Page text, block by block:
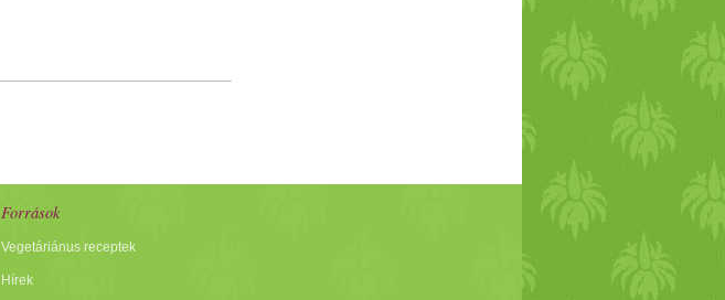
Források
Vegetáriánus receptek
Hírek